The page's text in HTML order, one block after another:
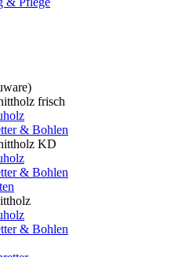
frisch
& Bohlen
KD
& Bohlen
& Bohlen